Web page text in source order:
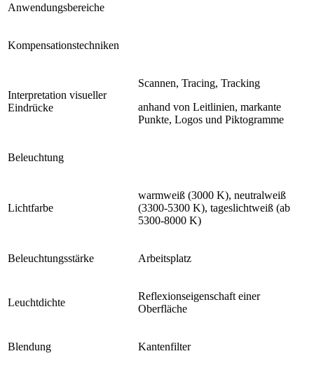
Anwendungsbereiche
Kompensationstechniken
Interpretation visueller
Eindrücke
Scannen, Tracing, Tracking
anhand von Leitlinien, markante
Punkte, Logos und Piktogramme
Beleuchtung
Lichtfarbe
warmweiß (3000 K), neutralweiß
(3300-5300 K), tageslichtweiß (ab
5300-8000 K)
Beleuchtungsstärke Arbeitsplatz
Leuchtdichte
Reflexionseigenschaft einer
Oberfläche
Blendung Kantenfilter